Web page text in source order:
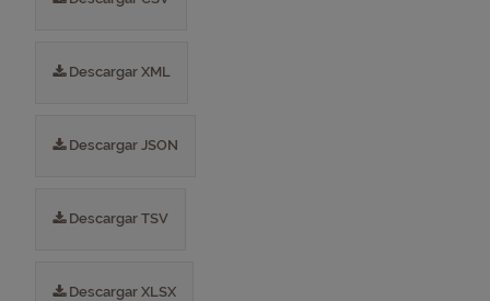
Descargar XML
Descargar JSON
Descargar TSV
Descargar XLSX